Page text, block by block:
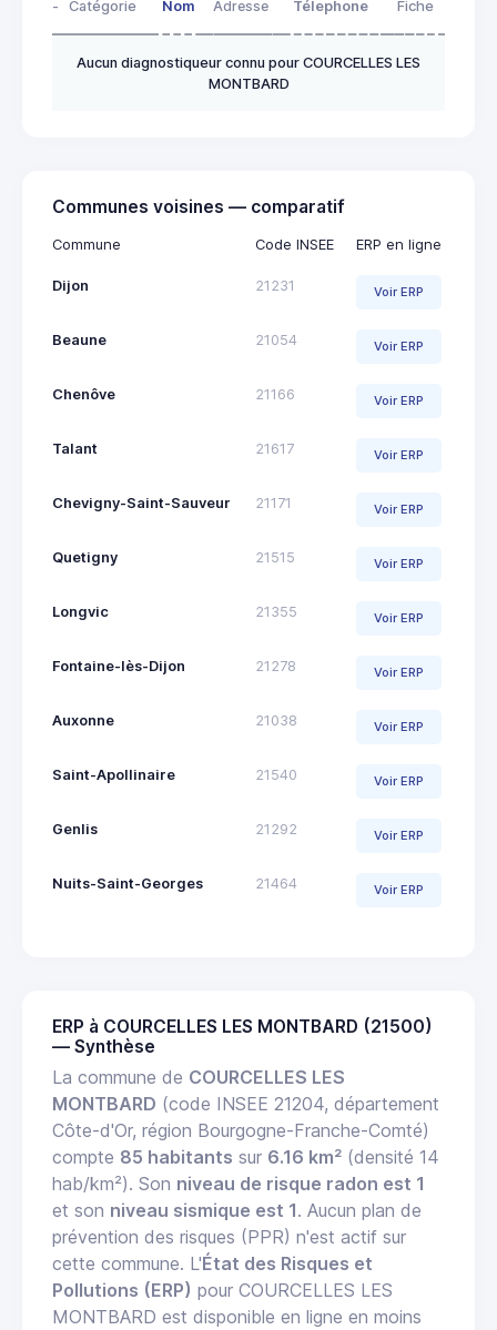
- Catégorie Nom Adresse Télephone Fiche
Aucun diagnostiqueur connu pour COURCELLES LES
MONTBARD
Communes voisines — comparatif
Commune Code INSEE ERP en ligne
Dijon 21231 Voir ERP
Beaune 21054 Voir ERP
Chenôve 21166 Voir ERP
Talant 21617 Voir ERP
Chevigny-Saint-Sauveur 21171 Voir ERP
Quetigny 21515 Voir ERP
Longvic 21355 Voir ERP
Fontaine-lès-Dijon 21278 Voir ERP
Auxonne 21038 Voir ERP
Saint-Apollinaire 21540 Voir ERP
Genlis 21292 Voir ERP
Nuits-Saint-Georges 21464 Voir ERP
ERP à COURCELLES LES MONTBARD (21500)
— Synthèse
La commune de COURCELLES LES
MONTBARD (code INSEE 21204, département
Côte-d'Or, région Bourgogne-Franche-Comté)
compte 85 habitants sur 6.16 km² (densité 14
hab/km²). Son niveau de risque radon est 1
et son niveau sismique est 1. Aucun plan de
prévention des risques (PPR) n'est actif sur
cette commune. L'État des Risques et
Pollutions (ERP) pour COURCELLES LES
MONTBARD est disponible en ligne en moins